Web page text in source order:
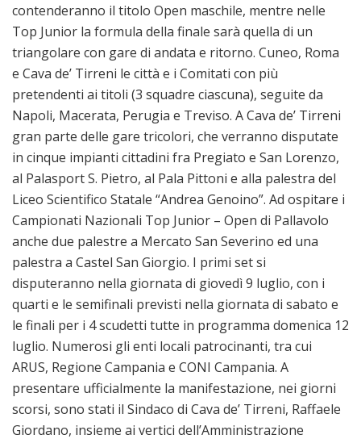
contenderanno il titolo Open maschile, mentre nelle
Top Junior la formula della finale sarà quella di un
triangolare con gare di andata e ritorno. Cuneo, Roma
e Cava de’ Tirreni le città e i Comitati con più
pretendenti ai titoli (3 squadre ciascuna), seguite da
Napoli, Macerata, Perugia e Treviso. A Cava de’ Tirreni
gran parte delle gare tricolori, che verranno disputate
in cinque impianti cittadini fra Pregiato e San Lorenzo,
al Palasport S. Pietro, al Pala Pittoni e alla palestra del
Liceo Scientifico Statale “Andrea Genoino”. Ad ospitare i
Campionati Nazionali Top Junior – Open di Pallavolo
anche due palestre a Mercato San Severino ed una
palestra a Castel San Giorgio. I primi set si
disputeranno nella giornata di giovedì 9 luglio, con i
quarti e le semifinali previsti nella giornata di sabato e
le finali per i 4 scudetti tutte in programma domenica 12
luglio. Numerosi gli enti locali patrocinanti, tra cui
ARUS, Regione Campania e CONI Campania. A
presentare ufficialmente la manifestazione, nei giorni
scorsi, sono stati il Sindaco di Cava de’ Tirreni, Raffaele
Giordano, insieme ai vertici dell’Amministrazione